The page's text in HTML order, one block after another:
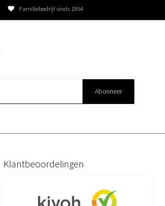
Familiebedrijf sinds 1954
Abonneer
Klantbeoordelingen